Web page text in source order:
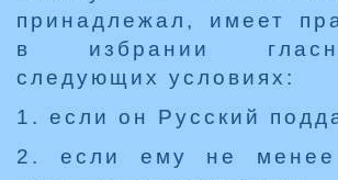
принадлежал, имеет
в избрании
следующих условиях:
1. если он Русский
2. если ему не менее